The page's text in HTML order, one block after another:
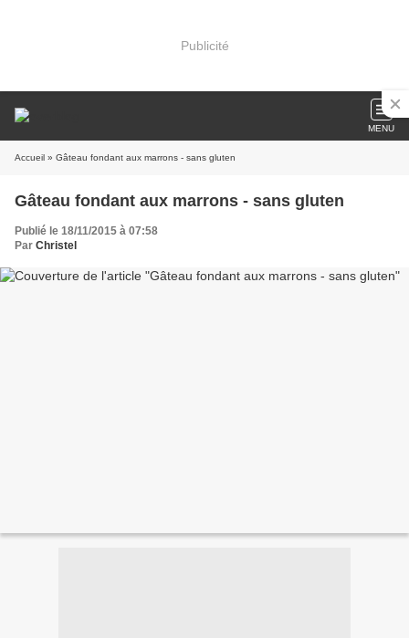
Publicité
MENU
Accueil » Gâteau fondant aux marrons - sans gluten
Gâteau fondant aux marrons - sans gluten
Publié le 18/11/2015 à 07:58
Par Christel